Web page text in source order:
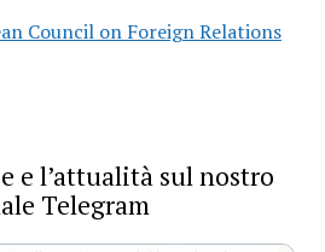
Council on Foreign Relations
e l’attualità sul nostro
Telegram